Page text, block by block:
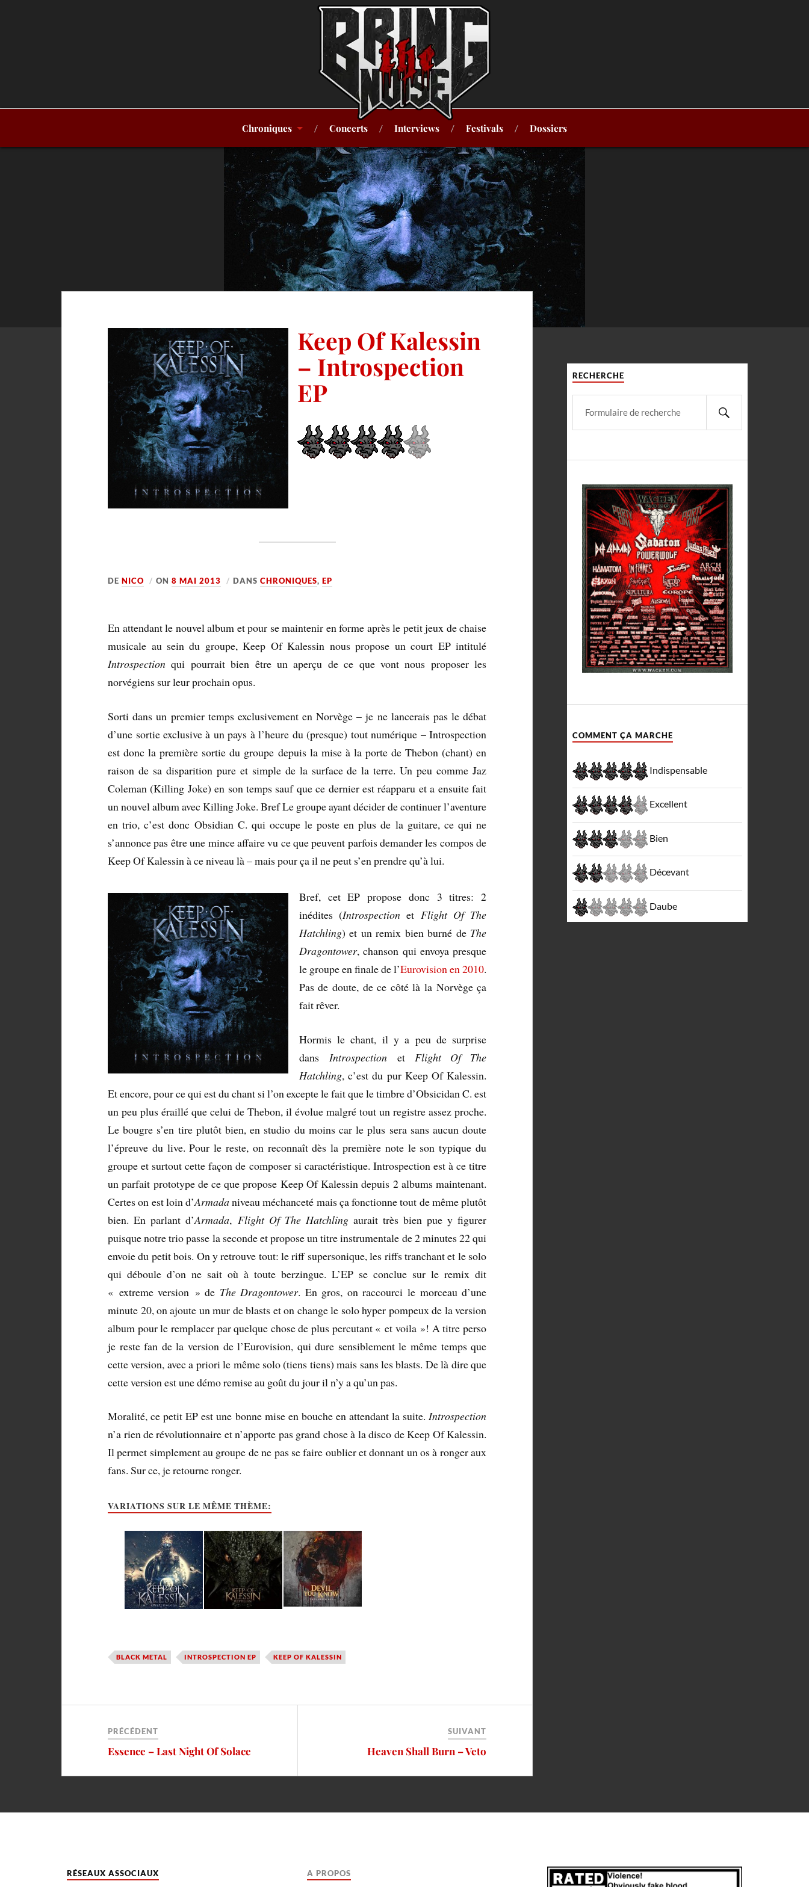
Chroniques Concerts Interviews Festivals Dossiers
Keep Of Kalessin
– Introspection
EP
DENICO ON8 MAI 2013 DANSCHRONIQUES,EP
En attendant le nouvel album et pour se maintenir en forme après le petit jeux de chaise
musicale au sein du groupe, Keep Of Kalessin nous propose un court EP intitulé
Introspection qui pourrait bien être un aperçu de ce que vont nous proposer les
norvégiens sur leur prochain opus.
Sorti dans un premier temps exclusivement en Norvège – je ne lancerais pas le débat
d’une sortie exclusive à un pays à l’heure du (presque) tout numérique – Introspection
est donc la première sortie du groupe depuis la mise à la porte de Thebon (chant) en
raison de sa disparition pure et simple de la surface de la terre. Un peu comme Jaz
Coleman (Killing Joke) en son temps sauf que ce dernier est réapparu et a ensuite fait
un nouvel album avec Killing Joke. Bref Le groupe ayant décider de continuer l’aventure
en trio, c’est donc Obsidian C. qui occupe le poste en plus de la guitare, ce qui ne
s’annonce pas être une mince affaire vu ce que peuvent parfois demander les compos de
Keep Of Kalessin à ce niveau là – mais pour ça il ne peut s’en prendre qu’à lui.
Bref, cet EP propose donc 3 titres: 2
inédites (Introspection et Flight Of The
Hatchling) et un remix bien burné de The
Dragontower, chanson qui envoya presque
le groupe en finale de l’Eurovision en 2010.
Pas de doute, de ce côté là la Norvège ça
fait rêver.
Hormis le chant, il y a peu de surprise
dans Introspectionet Flight Of The
Hatchling, c’est du pur Keep Of Kalessin.
Et encore, pour ce qui est du chant si l’on excepte le fait que le timbre d’Obsicidan C. est
un peu plus éraillé que celui de Thebon, il évolue malgré tout un registre assez proche.
Le bougre s’en tire plutôt bien, en studio du moins car le plus sera sans aucun doute
l’épreuve du live. Pour le reste, on reconnaît dès la première note le son typique du
groupe et surtout cette façon de composer si caractéristique. Introspection est à ce titre
un parfait prototype de ce que propose Keep Of Kalessin depuis 2 albums maintenant.
Certes on est loin d’Armadaniveau méchanceté mais ça fonctionne tout de même plutôt
bien. En parlant d’Armada, Flight Of The Hatchling aurait très bien pue y figurer
puisque notre trio passe la seconde et propose un titre instrumentale de 2 minutes 22 qui
envoie du petit bois. On y retrouve tout: le riff supersonique, les riffs tranchant et le solo
qui déboule d’on ne sait où à toute berzingue. L’EP se conclue sur le remix dit
« extreme version » de The Dragontower. En gros, on raccourci le morceau d’une
minute 20, on ajoute un mur de blasts et on change le solo hyper pompeux de la version
album pour le remplacer par quelque chose de plus percutant « et voila »! A titre perso
je reste fan de la version de l’Eurovision, qui dure sensiblement le même temps que
cette version, avec a priori le même solo (tiens tiens) mais sans les blasts. De là dire que
cette version est une démo remise au goût du jour il n’y a qu’un pas.
Moralité, ce petit EP est une bonne mise en bouche en attendant la suite.Introspection
n’a rien de révolutionnaire et n’apporte pas grand chose à la disco de Keep Of Kalessin.
Il permet simplement au groupe de ne pas se faire oublier et donnant un os à ronger aux
fans. Sur ce, je retourne ronger.
VARIATIONS SUR LE MÊME THÈME:
BLACK METAL INTROSPECTION EP KEEP OF KALESSIN
PRÉCÉDENT
Essence – Last Night Of Solace
SUIVANT
Heaven Shall Burn – Veto
RECHERCHE
COMMENT ÇA MARCHE
Indispensable
Excellent
Bien
Décevant
Daube
RÉSEAUX ASSOCIAUX A PROPOS